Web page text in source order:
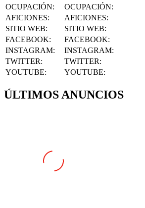
AFICIONES:
AFICIONES:
SITIO WEB:
SITIO WEB:
FACEBOOK
FACEBOOK:
INSTAGRAM
INSTAGRAM:
TWITTER :
TWITTER:
YOUTUBE
YOUTUBE: